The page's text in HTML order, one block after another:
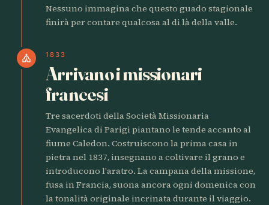
Nessuno immagina che questo guado stagionale
finirà per contare qualcosa al di là della valle.
church 1833
Arrivano i missionari
francesi
Tre sacerdoti della Società Missionaria
Evangelica di Parigi piantano le tende accanto al
fiume Caledon. Costruiscono la prima casa in
pietra nel 1837, insegnano a coltivare il grano e
introducono l'aratro. La campana della missione,
fusa in Francia, suona ancora ogni domenica con
la tonalità originale incrinata durante il viaggio.